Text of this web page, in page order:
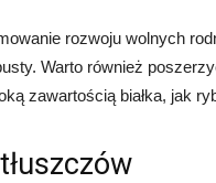
rozwoju wolnych
Warto również
zawartością białka, jak